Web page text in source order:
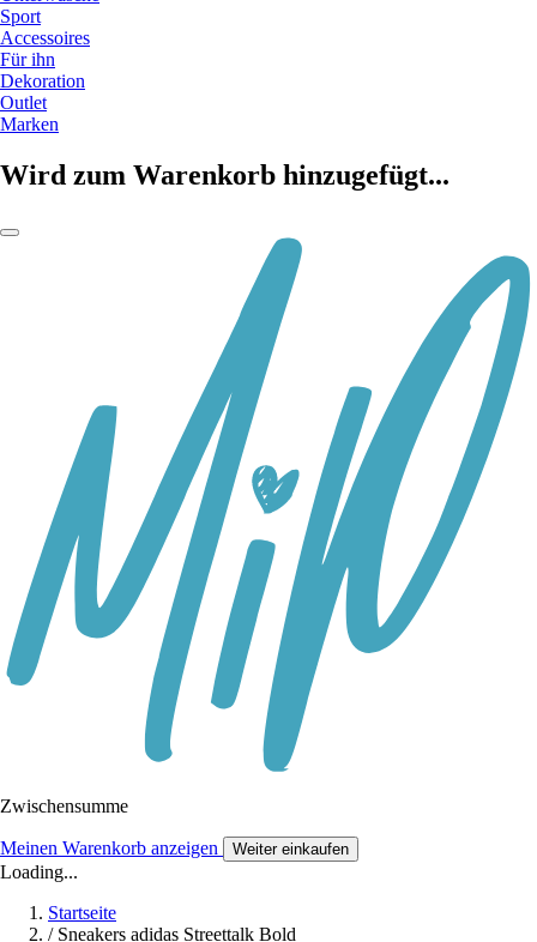
Sport
Accessoires
Für ihn
Dekoration
Outlet
Marken
Wird zum Warenkorb hinzugefügt...
Zwischensumme
Meinen Warenkorb anzeigen Weiter einkaufen
Loading...
Startseite
/ Sneakers adidas Streettalk Bold